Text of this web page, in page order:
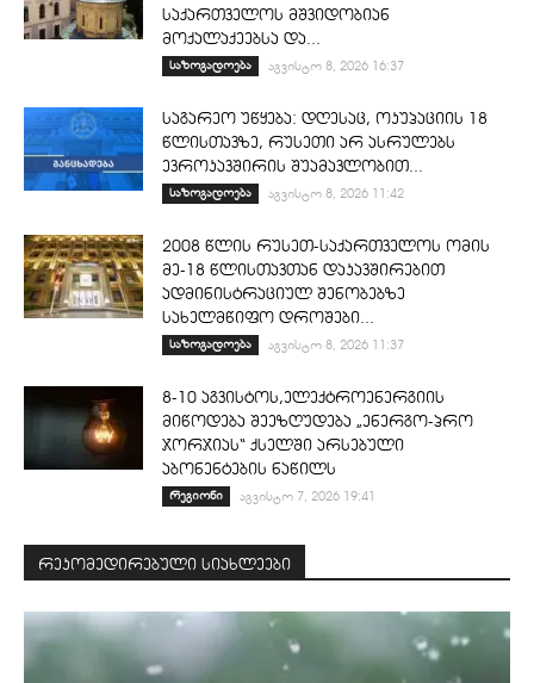
საქართველოს მშვიდობიან
მოქალაქეებსა და...
საზოგადოება აგვისტო 8, 2026 16:37
საგარეო უწყება: დღესაც, ოკუპაციის 18
წლისთავზე, რუსეთი არ ასრულებს
ევროკავშირის შუამავლობით...
საზოგადოება აგვისტო 8, 2026 11:42
2008 წლის რუსეთ-საქართველოს ომის
მე-18 წლისთავთან დაკავშირებით
ადმინისტრაციულ შენობებზე
სახელმწიფო დროშები...
საზოგადოება აგვისტო 8, 2026 11:37
8-10 აგვისტოს,ელექტროენერგიის
მიწოდება შეეზღუდება „ენერგო-პრო
ჯორჯიას“ ქსელში არსებული
აბონენტების ნაწილს
რეგიონი აგვისტო 7, 2026 19:41
რეკომედირებული სიახლეები